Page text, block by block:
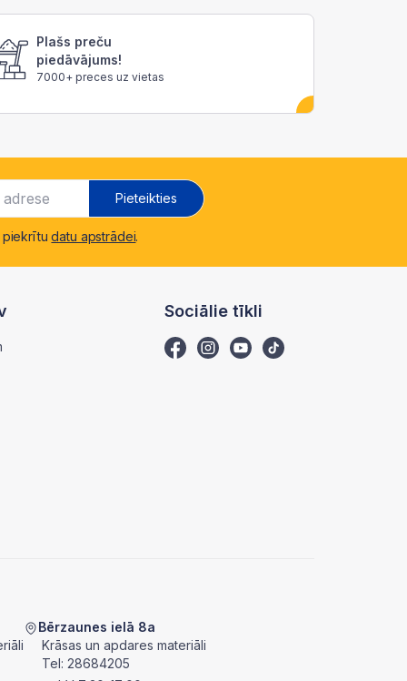
Plašs preču
piedāvājums!
7000+ preces uz vietas
Pieteikties
piekrītudatu apstrādei.
Sociālie tīkli
Bērzaunes ielā 8a
Krāsas un apdares materiāli
Tel: 28684205